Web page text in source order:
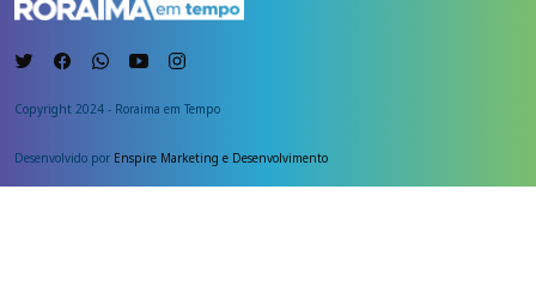
Copyright 2024 - Roraima em Tempo
Desenvolvido por Enspire Marketing e Desenvolvimento